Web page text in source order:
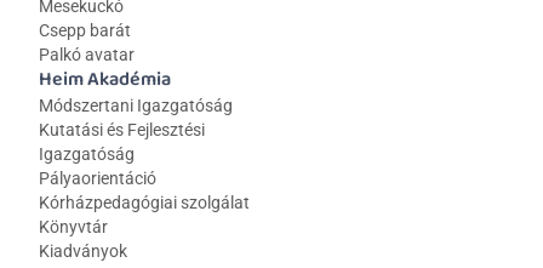
Mesekuckó
Csepp barát
Palkó avatar
Heim Akadémia
Módszertani Igazgatóság
Kutatási és Fejlesztési
Igazgatóság
Pályaorientáció
Kórházpedagógiai szolgálat
Könyvtár
Kiadványok